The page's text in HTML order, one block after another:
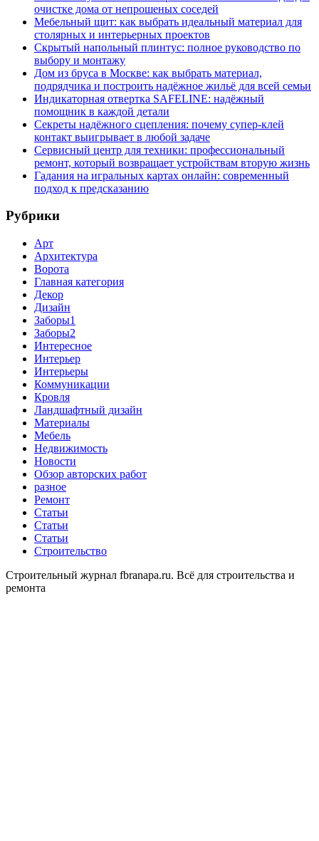
очистке дома от непрошеных соседей
Мебельный щит: как выбрать идеальный материал для
столярных и интерьерных проектов
Скрытый напольный плинтус: полное руководство по
выбору и монтажу
Дом из бруса в Москве: как выбрать материал,
подрядчика и построить надёжное жильё для всей семьи
Индикаторная отвертка SAFELINE: надёжный
помощник в каждой детали
Секреты надёжного сцепления: почему супер‑клей
контакт выигрывает в любой задаче
Сервисный центр для техники: профессиональный
ремонт, который возвращает устройствам вторую жизнь
Гадания на игральных картах онлайн: современный
подход к предсказанию
Рубрики
Арт
Архитектура
Ворота
Главная категория
Декор
Дизайн
Заборы1
Заборы2
Интересное
Интерьер
Интерьеры
Коммуникации
Кровля
Ландшафтный дизайн
Материалы
Мебель
Недвижимость
Новости
Обзор авторских работ
разное
Ремонт
Статьи
Статьи
Статьи
Строительство
Строительный журнал fbranapa.ru. Всё для строительства и
ремонта